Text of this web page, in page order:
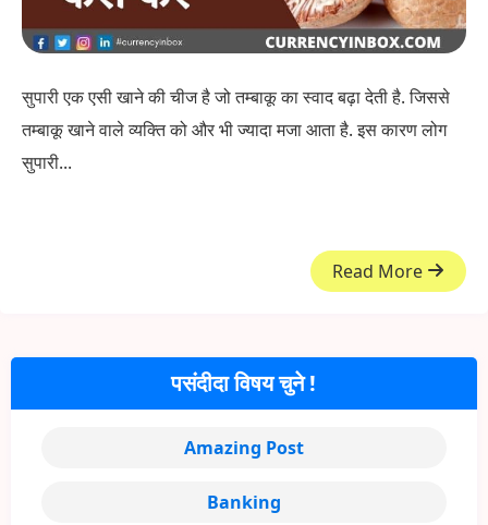
सुपारी एक एसी खाने की चीज है जो तम्बाकू का स्वाद बढ़ा देती है. जिससे
तम्बाकू खाने वाले व्यक्ति को और भी ज्यादा मजा आता है. इस कारण लोग
सुपारी...
Read More
पसंदीदा विषय चुने !
Amazing Post
Banking